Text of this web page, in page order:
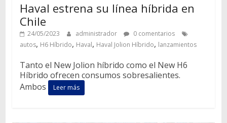
Haval estrena su línea híbrida en
Chile
24/05/2023 administrador
0 comentarios
autos, H6 Híbrido, Haval, Haval Jolion Híbrido, lanzamientos
Tanto el New Jolion híbrido como el New H6
Híbrido ofrecen consumos sobresalientes.
Ambos
Leer más